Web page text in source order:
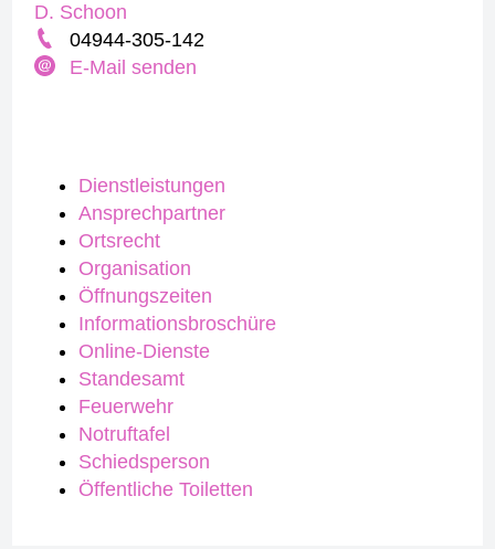
Dienstleistungen
Ansprechpartner
Ortsrecht
Organisation
Öffnungszeiten
Informationsbroschüre
Online-Dienste
Standesamt
Feuerwehr
Notruftafel
Schiedsperson
Öffentliche Toiletten
D. Schoon
04944-305-142
E-Mail senden